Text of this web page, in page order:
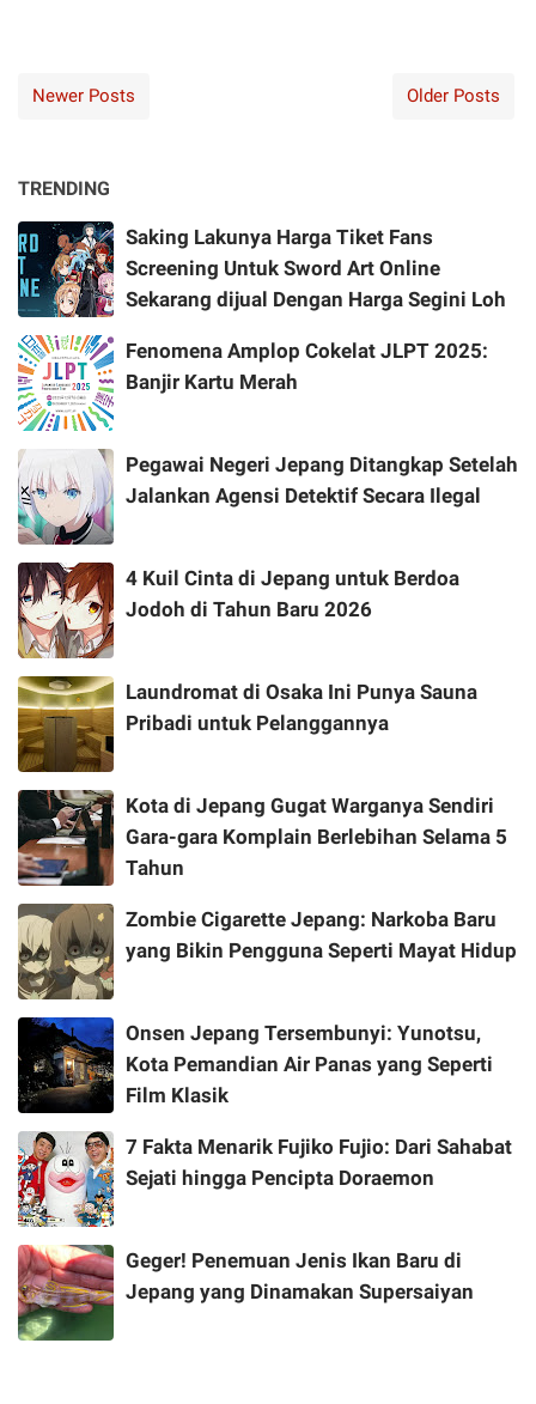
Newer Posts Older Posts
TRENDING
Saking Lakunya Harga Tiket Fans
Screening Untuk Sword Art Online
Sekarang dijual Dengan Harga Segini Loh
Fenomena Amplop Cokelat JLPT 2025:
Banjir Kartu Merah
Pegawai Negeri Jepang Ditangkap Setelah
Jalankan Agensi Detektif Secara Ilegal
4 Kuil Cinta di Jepang untuk Berdoa
Jodoh di Tahun Baru 2026
Laundromat di Osaka Ini Punya Sauna
Pribadi untuk Pelanggannya
Kota di Jepang Gugat Warganya Sendiri
Gara-gara Komplain Berlebihan Selama 5
Tahun
Zombie Cigarette Jepang: Narkoba Baru
yang Bikin Pengguna Seperti Mayat Hidup
Onsen Jepang Tersembunyi: Yunotsu,
Kota Pemandian Air Panas yang Seperti
Film Klasik
7 Fakta Menarik Fujiko Fujio: Dari Sahabat
Sejati hingga Pencipta Doraemon
Geger! Penemuan Jenis Ikan Baru di
Jepang yang Dinamakan Supersaiyan